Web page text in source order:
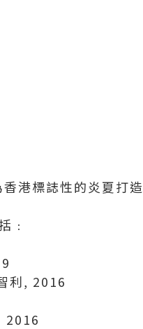
港標誌性的炎夏打造
﹕
利, 2016